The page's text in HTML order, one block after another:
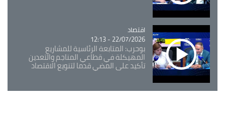
Catégorie
اقتصاد
22/07/2026 - 12:13
بوحرب: المتابعة الرئاسية للمشاريع
المهيكلة في قطاعي المناجم والتعدين
تأكيد على المضي قدما لتنويع الاقتصاد